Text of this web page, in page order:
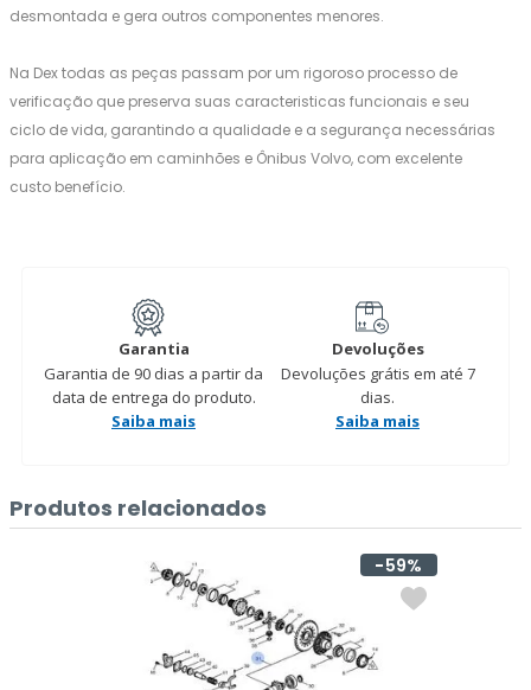
desmontada e gera outros componentes menores.
Na Dex todas as peças passam por um rigoroso processo de
verificação que preserva suas caracteristicas funcionais e seu
ciclo de vida, garantindo a qualidade e a segurança necessárias
para aplicação em caminhões e Ônibus Volvo, com excelente
custo benefício.
Garantia
Garantia de 90 dias a partir da
data de entrega do produto.
Saiba mais
Devoluções
Devoluções grátis em até 7
dias.
Saiba mais
Produtos relacionados
59%